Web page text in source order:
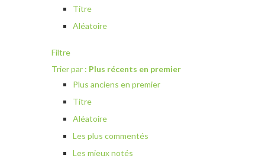
Titre
Aléatoire
Filtre
Trier par : Plus récents en premier
Plus anciens en premier
Titre
Aléatoire
Les plus commentés
Les mieux notés